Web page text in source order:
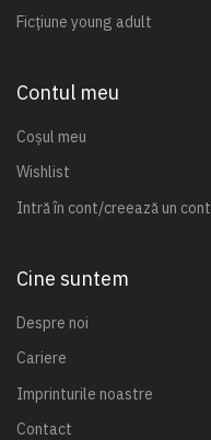
Ficțiune young adult
Contul meu
Coșul meu
Wishlist
Intră în cont/creează un cont
Cine suntem
Despre noi
Cariere
Imprinturile noastre
Contact